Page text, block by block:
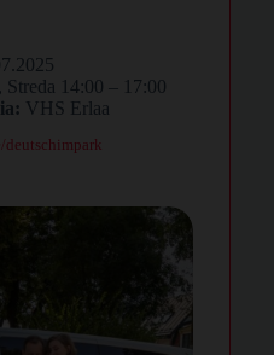
Streda 14:00 – 17:00
VHS Erlaa
deutschimpark